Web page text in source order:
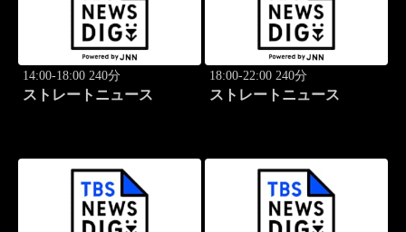
14:00-18:00 240分
ストレートニュース
18:00-22:00 240分
ストレートニュース